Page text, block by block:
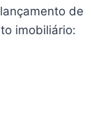
de
imobiliário: